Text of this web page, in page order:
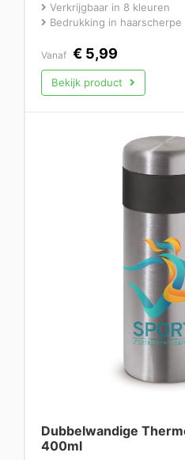
Verkrijgbaar in 8 kleuren
Bedrukking in
Vanaf € 5,99
Bekijk product
Dubbelwandige
400ml